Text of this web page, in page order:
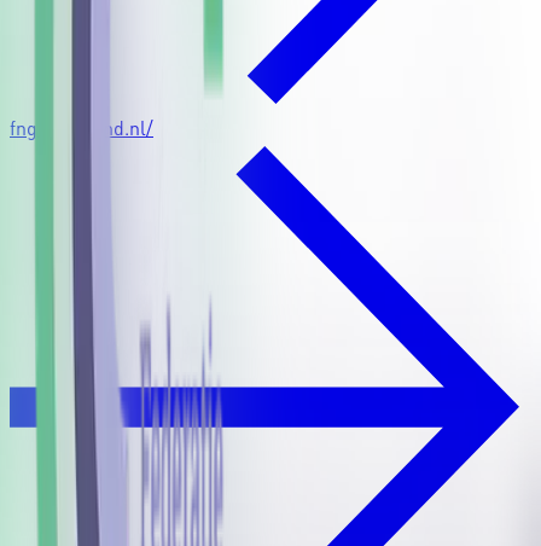
fngnederland.nl/